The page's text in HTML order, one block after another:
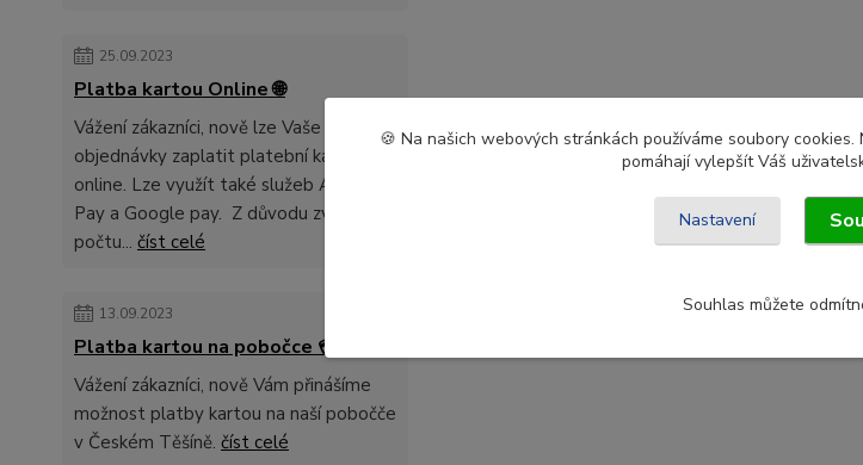
25.09.2023
Platba kartou Online 🌐
Vážení zákazníci, nově lze Vaše
objednávky zaplatit platební kartou
online. Lze využít také služeb Apple
Pay a Google pay. Z důvodu zvyšení
počtu... číst celé
13.09.2023
Platba kartou na pobočce 💳
Vážení zákazníci, nově Vám přinášíme
možnost platby kartou na naší pobočče
v Českém Těšíně. číst celé
🍪 Na našich webových stránkách používáme soubory
pomáhají vylepšít Váš
Nastavení
Souhlas můžete